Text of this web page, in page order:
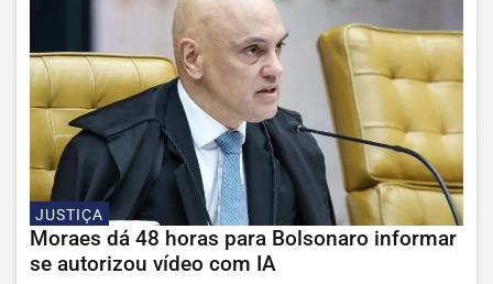
JUSTIÇA
Moraes dá 48 horas para Bolsonaro informar
se autorizou vídeo com IA